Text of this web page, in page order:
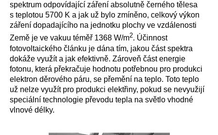
spektrum odpovídající záření absolutně černého tělesa
s teplotou 5700 K a jak už bylo zmíněno, celkový výkon
záření dopadajícího na jednotku plochy ve vzdálenosti
Země je ve vakuu téměř 1368 W/m2. Účinnost
fotovoltaického článku je dána tím, jakou část spektra
dokáže využít a jak efektivně. Zároveň část energie
fotonu, která překračuje hodnotu potřebnou pro produkci
elektron děrového páru, se přemění na teplo. Toto teplo
už nelze využít pro produkci elektřiny, pokud se nevyužijí
speciální technologie převodu tepla na světlo vhodné
vlnové délky.